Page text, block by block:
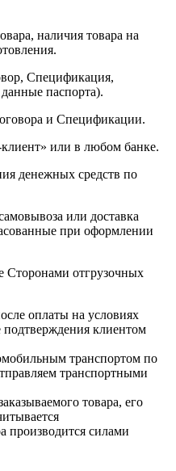
наличия товара на
Спецификация,
паспорта).
и Спецификации.
или в любом банке.
денежных средств по
или доставка
при оформлении
отгрузочных
оплаты на условиях
подтверждения клиентом
транспортом по
транспортными
товара, его
производится силами